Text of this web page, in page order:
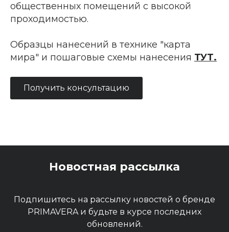
общественных помещений с высокой
проходимостью.
Образцы нанесений в технике "карта
мира" и пошаговые схемы нанесения ТУТ.
Получить консультацию
Новостная рассылка
Подпишитесь на рассылку новостей о бренде
PRIMAVERA и будьте в курсе последних
обновлений.